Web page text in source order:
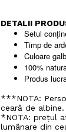
DETALII
Setul
Timp de
Culoare
100%
Produs
***NOTA:
ceară de albine.
*NOTA: prețul
lumânare din